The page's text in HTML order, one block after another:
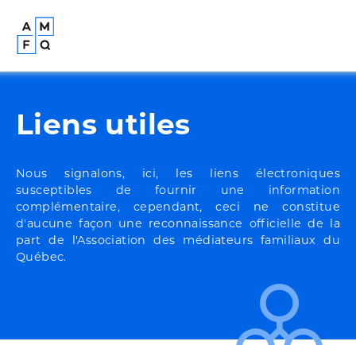
Liens utiles
Nous signalons, ici, les liens électroniques
susceptibles de fournir une information
complémentaire, cependant, ceci ne constitue
d'aucune façon une reconnaissance officielle de la
part de l'Association des médiateurs familiaux du
Québec.